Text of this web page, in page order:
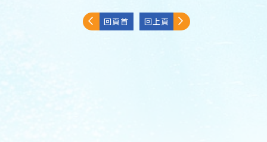
回頁首 回上頁